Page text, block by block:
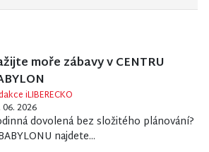
moře zábavy v CENTRU
iLIBERECKO
06. 2026
dovolená bez složitého plánování?
najdete...